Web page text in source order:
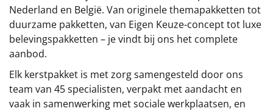
Alle kerstpakketten 2026
Thema
Origineel
Rituals
Nederland en België. Van originele themapakketten tot
duurzame pakketten, van Eigen Keuze-concept tot luxe
belevingspakketten – je vindt bij ons het complete
aanbod.
Elk kerstpakket is met zorg samengesteld door ons
team van 45 specialisten, verpakt met aandacht en
vaak in samenwerking met sociale werkplaatsen, en